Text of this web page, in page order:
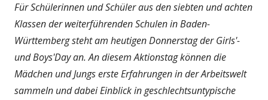
Für Schülerinnen und Schüler aus den siebten und achten
Klassen der weiterführenden Schulen in Baden-
Württemberg steht am heutigen Donnerstag der Girls'-
und Boys'Day an. An diesem Aktionstag können die
Mädchen und Jungs erste Erfahrungen in der Arbeitswelt
sammeln und dabei Einblick in geschlechtsuntypische